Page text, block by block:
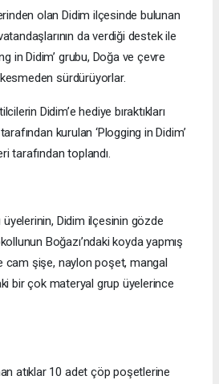
olan Didim ilçesinde bulunan
da verdiği destek ile
in Didim’ grubu, Doğa ve çevre
kesmeden sürdürüyorlar.
Didim’e hediye bıraktıkları
kurulan ‘Plogging in Didim’
tarafından toplandı.
üyelerinin, Didim ilçesinin gözde
Boğazı’ndaki koyda yapmış
cam şişe, naylon poşet, mangal
bir çok materyal grup üyelerince
atıklar 10 adet çöp poşetlerine